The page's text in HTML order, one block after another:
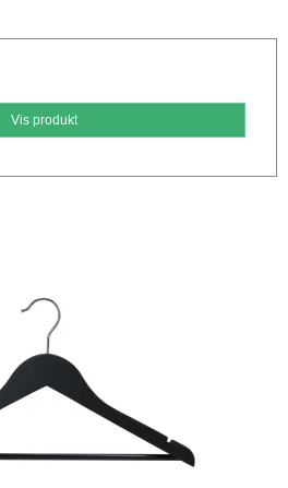
Vis produkt